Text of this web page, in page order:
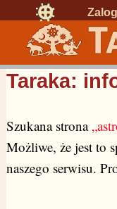
Taraka:
Szukana strona
Możliwe, że jest to
naszego serwisu.